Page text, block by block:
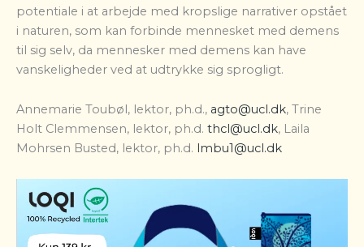
potentiale i at arbejde med kropslige narrativer opstået
i naturen, som kan forbinde mennesket med demens
til sig selv, da mennesker med demens kan have
vanskeligheder ved at udtrykke sig sprogligt.
Annemarie Toubøl, lektor, ph.d., agto@ucl.dk, Trine
Holt Clemmensen, lektor, ph.d. thcl@ucl.dk, Laila
Mohrsen Busted, lektor, ph.d. lmbu1@ucl.dk